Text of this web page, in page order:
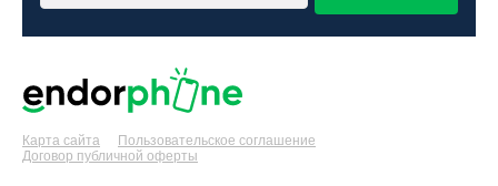
Карта сайта
Пользовательское соглашение
Договор публичной оферты